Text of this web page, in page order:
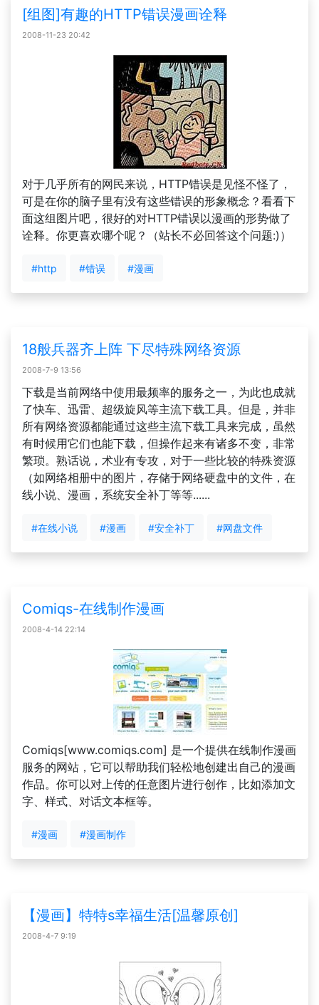
[组图]有趣的HTTP错误漫画诠释
2008-11-23 20:42
对于几乎所有的网民来说，HTTP错误是见怪不怪了，
可是在你的脑子里有没有这些错误的形象概念？看看下
面这组图片吧，很好的对HTTP错误以漫画的形势做了
诠释。你更喜欢哪个呢？（站长不必回答这个问题:)）
#http #错误 #漫画
18般兵器齐上阵 下尽特殊网络资源
2008-7-9 13:56
下载是当前网络中使用最频率的服务之一，为此也成就
了快车、迅雷、超级旋风等主流下载工具。但是，并非
所有网络资源都能通过这些主流下载工具来完成，虽然
有时候用它们也能下载，但操作起来有诸多不变，非常
繁琐。熟话说，术业有专攻，对于一些比较的特殊资源
（如网络相册中的图片，存储于网络硬盘中的文件，在
线小说、漫画，系统安全补丁等等......
#在线小说 #漫画 #安全补丁 #网盘文件
Comiqs-在线制作漫画
2008-4-14 22:14
Comiqs[www.comiqs.com] 是一个提供在线制作漫画
服务的网站，它可以帮助我们轻松地创建出自己的漫画
作品。你可以对上传的任意图片进行创作，比如添加文
字、样式、对话文本框等。
#漫画 #漫画制作
【漫画】特特s幸福生活[温馨原创]
2008-4-7 9:19